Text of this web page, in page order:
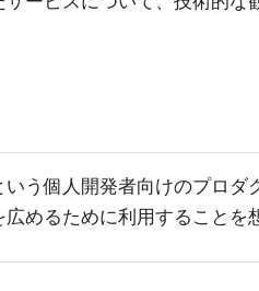
いう個人開発者向けのプロダ
めるために利用することを